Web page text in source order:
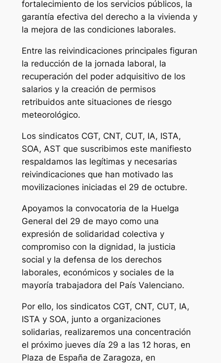
fortalecimiento de los servicios públicos, la
garantía efectiva del derecho a la vivienda y
la mejora de las condiciones laborales.
Entre las reivindicaciones principales figuran
la reducción de la jornada laboral, la
recuperación del poder adquisitivo de los
salarios y la creación de permisos
retribuidos ante situaciones de riesgo
meteorológico.
Los sindicatos CGT, CNT, CUT, IA, ISTA,
SOA, AST que suscribimos este manifiesto
respaldamos las legítimas y necesarias
reivindicaciones que han motivado las
movilizaciones iniciadas el 29 de octubre.
Apoyamos la convocatoria de la Huelga
General del 29 de mayo como una
expresión de solidaridad colectiva y
compromiso con la dignidad, la justicia
social y la defensa de los derechos
laborales, económicos y sociales de la
mayoría trabajadora del País Valenciano.
Por ello, los sindicatos CGT, CNT, CUT, IA,
ISTA y SOA, junto a organizaciones
solidarias, realizaremos una concentración
el próximo jueves día 29 a las 12 horas, en
Plaza de España de Zaragoza, en